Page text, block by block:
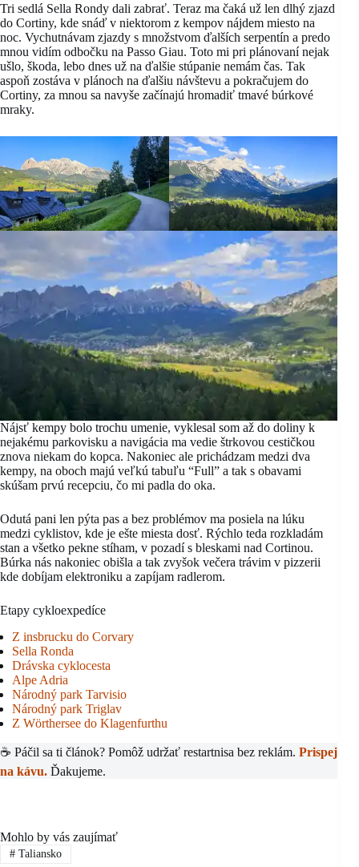
Tri sedlá Sella Rondy dali zabrať. Teraz ma čaká už len dlhý zjazd
do Cortiny, kde snáď v niektorom z kempov nájdem miesto na
noc. Vychutnávam zjazdy s množstvom ďalších serpentín a predo
mnou vidím odbočku na Passo Giau. Toto mi pri plánovaní nejak
ušlo, škoda, lebo dnes už na ďalšie stúpanie nemám čas. Tak
aspoň zostáva v plánoch na ďalšiu návštevu a pokračujem do
Cortiny, za mnou sa navyše začínajú hromadiť tmavé búrkové
mraky.
Nájsť kempy bolo trochu umenie, vyklesal som až do doliny k
nejakému parkovisku a navigácia ma vedie štrkovou cestičkou
znova niekam do kopca. Nakoniec ale prichádzam medzi dva
kempy, na oboch majú veľkú tabuľu “Full” a tak s obavami
skúšam prvú recepciu, čo mi padla do oka.
Odutá pani len pýta pas a bez problémov ma posiela na lúku
medzi cyklistov, kde je ešte miesta dosť. Rýchlo teda rozkladám
stan a všetko pekne stíham, v pozadí s bleskami nad Cortinou.
Búrka nás nakoniec obišla a tak zvyšok večera trávim v pizzerii
kde dobíjam elektroniku a zapíjam radlerom.
Etapy cykloexpedíce
Z insbrucku do Corvary
Sella Ronda
Drávska cyklocesta
Alpe Adria
Národný park Tarvisio
Národný park Triglav
Z Wörthersee do Klagenfurthu
☕ Páčil sa ti článok? Pomôž udržať restartnisa bez reklám. Prispej
na kávu. Ďakujeme.
Mohlo by vás zaujímať
#Taliansko